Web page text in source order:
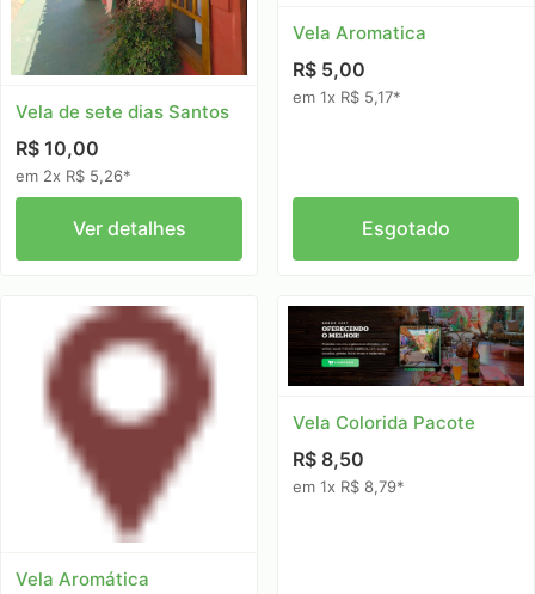
Vela de sete dias Santos
R$ 10,00
em 2x R$ 5,26*
Ver detalhes
Vela Aromatica
R$ 5,00
em 1x R$ 5,17*
Esgotado
Vela Aromática
Vela Colorida Pacote
R$ 8,50
em 1x R$ 8,79*